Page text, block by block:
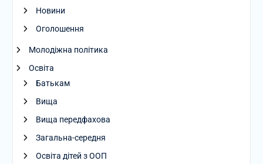
Новини
Оголошення
Молодіжна політика
Освіта
Батькам
Вища
Вища передфахова
Загальна-середня
Освіта дітей з ООП